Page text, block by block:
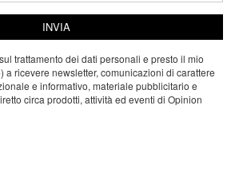
INVIA
sul trattamento dei dati personali e presto il mio
a ricevere newsletter, comunicazioni di carattere
e informativo, materiale pubblicitario e
circa prodotti, attività ed eventi di Opinion